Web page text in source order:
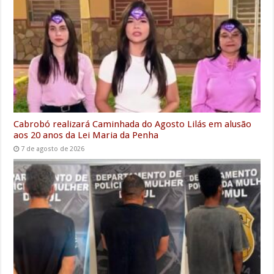
o
k
r
p
p
I
n
a
m
g
e
r
Cabrobó realizará Caminhada do Agosto Lilás em alusão
aos 20 anos da Lei Maria da Penha
7 de agosto de 2026